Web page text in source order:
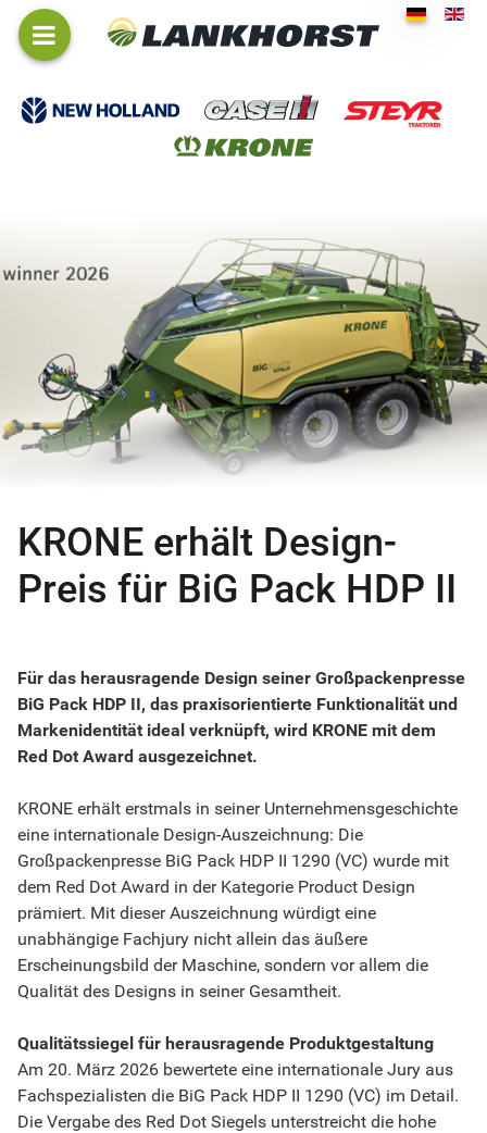
KRONE erhält Design-
Preis für BiG Pack HDP II
Für das herausragende Design seiner Großpackenpresse
BiG Pack HDP II, das praxisorientierte Funktionalität und
Markenidentität ideal verknüpft, wird KRONE mit dem
Red Dot Award ausgezeichnet.
KRONE erhält erstmals in seiner Unternehmensgeschichte
eine internationale Design-Auszeichnung: Die
Großpackenpresse BiG Pack HDP II 1290 (VC) wurde mit
dem Red Dot Award in der Kategorie Product Design
prämiert. Mit dieser Auszeichnung würdigt eine
unabhängige Fachjury nicht allein das äußere
Erscheinungsbild der Maschine, sondern vor allem die
Qualität des Designs in seiner Gesamtheit.
Qualitätssiegel für herausragende Produktgestaltung
Am 20. März 2026 bewertete eine internationale Jury aus
Fachspezialisten die BiG Pack HDP II 1290 (VC) im Detail.
Die Vergabe des Red Dot Siegels unterstreicht die hohe